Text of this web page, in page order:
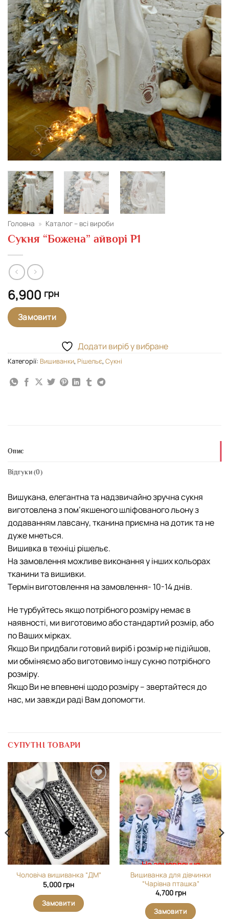
Головна » Каталог – всі вироби
Сукня “Божена” айворі Р1
6,900 грн
Замовити
Додати виріб у вибране
Категорії: Вишиванки, Рішельє, Сукні
Опис
Відгуки (0)
Вишукана, елегантна та надзвичайно зручна сукня
виготовлена з пом’якшеного шліфованого льону з
додаванням лавсану, тканина приємна на дотик та не
дуже мнеться.
Вишивка в техніці рішельє.
На замовлення можливе виконання у інших кольорах
тканини та вишивки.
Термін виготовлення на замовлення- 10-14 днів.
Не турбуйтесь якщо потрібного розміру немає в
наявності, ми виготовимо або стандартий розмір, або
по Ваших мірках.
Якщо Ви придбали готовий виріб і розмір не підійшов,
ми обміняємо або виготовимо іншу cукню потрібного
розміру.
Якщо Ви не впевнені щодо розміру – звертайтеся до
нас, ми завжди раді Вам допомогти.
СУПУТНІ ТОВАРИ
Додати
виріб у
вибране
Чоловіча вишиванка “ДМ”
5,000 грн
Замовити
Додати
виріб у
вибране
На замовлення
Вишиванка для дівчинки
“Чарівна пташка”
4,700 грн
Замовити